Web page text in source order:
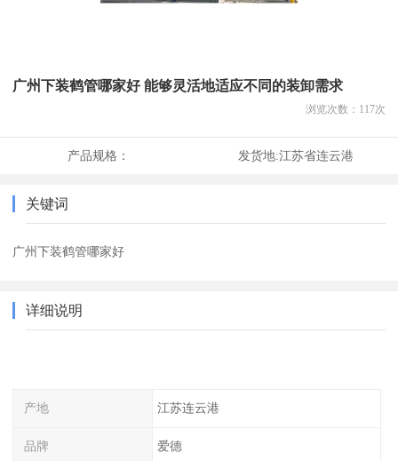
广州下装鹤管哪家好 能够灵活地适应不同的装卸需求
浏览次数： 117次
产品规格： 发货地:江苏省连云港
关键词
广州下装鹤管哪家好
详细说明
产地 江苏连云港
品牌 爱德